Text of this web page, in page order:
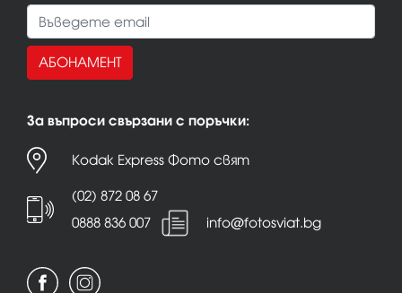
АБОНАМЕНТ
За въпроси свързани с поръчки:
Kodak Express Фото свят
(02) 872 08 67
0888 836 007
info@fotosviat.bg